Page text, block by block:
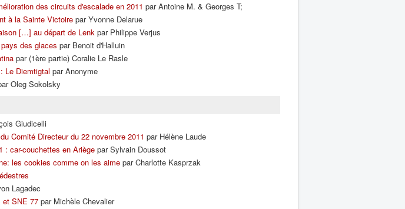
des circuits d'escalade en 2011 par Antoine M. & Georges T;
à la Sainte Victoire par Yvonne Delarue
[…] au départ de Lenk par Philippe Verjus
des glaces par Benoit d'Halluin
par (1ère partie) Coralie Le Rasle
Le Diemtigtal par Anonyme
Oleg Sokolsky
Giudicelli
Comité Directeur du 22 novembre 2011 par Hélène Laude
: car-couchettes en Ariège par Sylvain Doussot
les cookies comme on les aime par Charlotte Kasprzak
Lagadec
et SNE 77 par Michèle Chevalier